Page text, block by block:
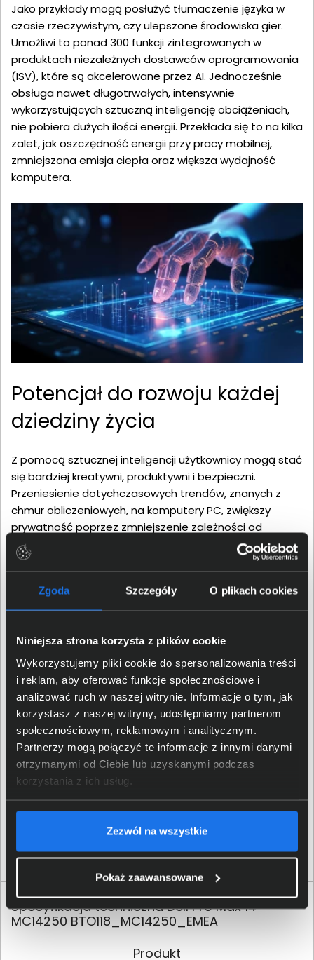
Zgoda Szczegóły O plikach cookies
Niniejsza strona korzysta z plików cookie
Wykorzystujemy pliki cookie do spersonalizowania treści
i reklam, aby oferować funkcje społecznościowe i
analizować ruch w naszej witrynie. Informacje o tym, jak
korzystasz z naszej witryny, udostępniamy partnerom
społecznościowym, reklamowym i analitycznym.
Partnerzy mogą połączyć te informacje z innymi danymi
otrzymanymi od Ciebie lub uzyskanymi podczas
korzystania z ich usług.
Zezwól na wszystkie
Pokaż zaawansowane
Jako przykłady mogą posłużyć tłumaczenie języka w
czasie rzeczywistym, czy ulepszone środowiska gier.
Umożliwi to ponad 300 funkcji zintegrowanych w
produktach niezależnych dostawców oprogramowania
(ISV), które są akcelerowane przez AI. Jednocześnie
obsługa nawet długotrwałych, intensywnie
wykorzystujących sztuczną inteligencję obciążeniach,
nie pobiera dużych ilości energii. Przekłada się to na kilka
zalet, jak oszczędność energii przy pracy mobilnej,
zmniejszona emisja ciepła oraz większa wydajność
komputera.
Potencjał do rozwoju każdej
dziedziny życia
Z pomocą sztucznej inteligencji użytkownicy mogą stać
się bardziej kreatywni, produktywni i bezpieczni.
Przeniesienie dotychczasowych trendów, znanych z
chmur obliczeniowych, na komputery PC, zwiększy
prywatność poprzez zmniejszenie zależności od
drogich centrów danych. Firma Intel udostępnia między
innymi oprogramowanie oneAPI i OpenVINO,
deweloperzy mogli lepiej wykorzystać SI. Pozwoli im to
stworzyć oprogramowanie jeszcze lepiej wspierające
tylko. Trend ten zakorzenia się także w gamingu, co
przyniesie nie tylko ulepszenia istniejących już
rozwiązań, ale również nowe ekscytujące możliwości.
Specyfikacja techniczna Dell Pro Max 14
MC14250 BTO118_MC14250_EMEA
Produkt